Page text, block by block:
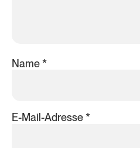
Name*
E-Mail-Adresse*